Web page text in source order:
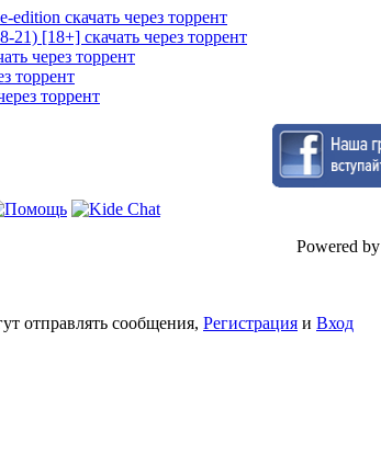
скачать через торрент
[18+] скачать через торрент
через торрент
торрент
торрент
Powered by
отправлять сообщения, Регистрация и Вход